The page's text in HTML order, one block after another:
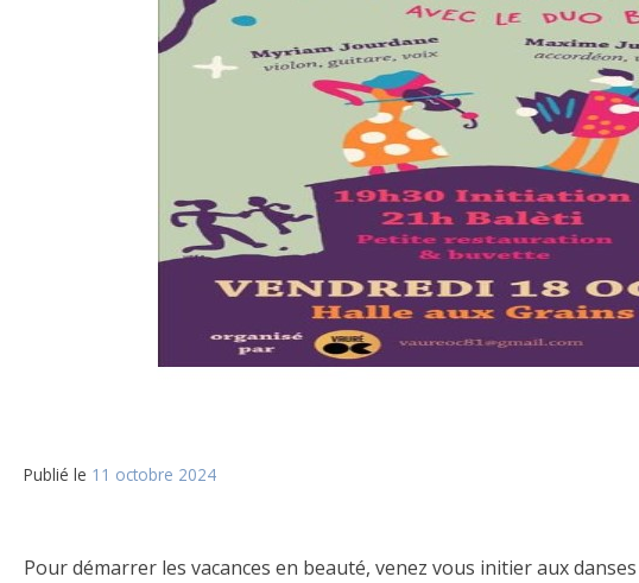
Publié le 11 octobre 2024
Pour démarrer les vacances en beauté, venez vous initier aux